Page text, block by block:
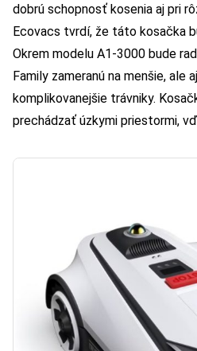
dobrú schopnosť kosenia aj pri
Ecovacs tvrdí, že táto kosačka
Okrem modelu A1-3000 bude
Family zameranú na menšie, ale
komplikovanejšie trávniky.
prechádzať úzkymi priestormi,